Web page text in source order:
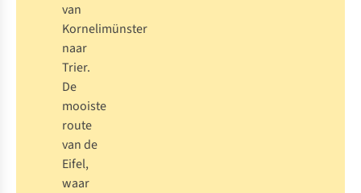
van
Kornelimünster
naar
Trier.
De
mooiste
route
van de
Eifel,
waar